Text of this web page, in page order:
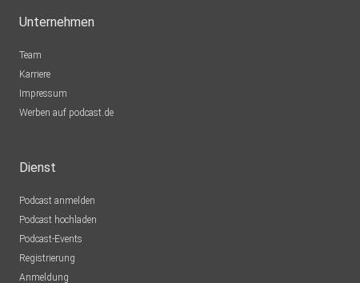
Unternehmen
Team
Karriere
Impressum
Werben auf podcast.de
Dienst
Podcast anmelden
Podcast hochladen
Podcast-Events
Registrierung
Anmeldung